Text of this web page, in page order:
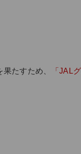
たすため、 「JAL